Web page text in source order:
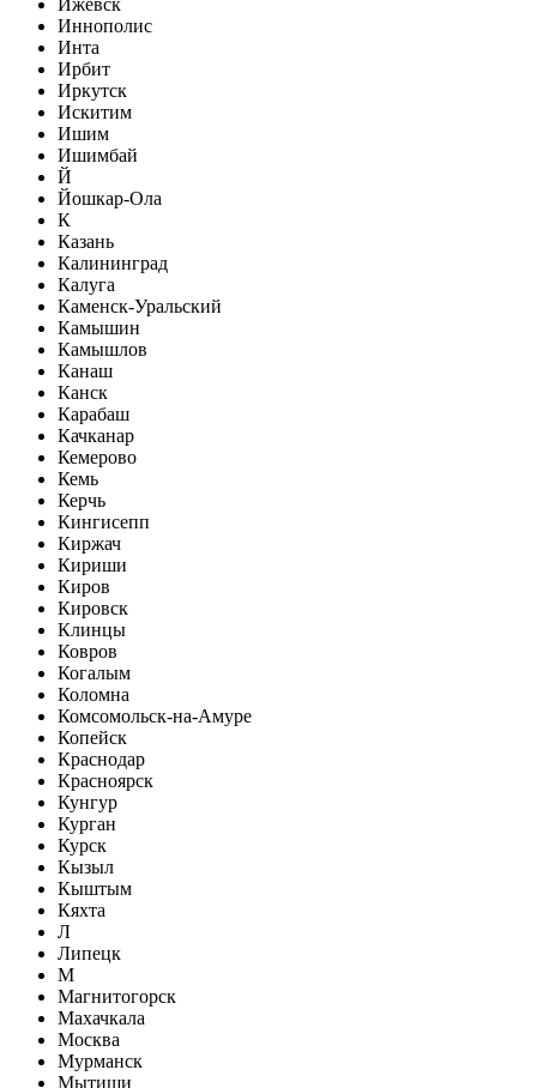
Иннополис
Инта
Ирбит
Иркутск
Искитим
Ишим
Ишимбай
Й
Йошкар-Ола
К
Казань
Калининград
Калуга
Каменск-Уральский
Камышин
Камышлов
Канаш
Канск
Карабаш
Качканар
Кемерово
Кемь
Керчь
Кингисепп
Киржач
Кириши
Киров
Кировск
Клинцы
Ковров
Когалым
Коломна
Комсомольск-на-Амуре
Копейск
Краснодар
Красноярск
Кунгур
Курган
Курск
Кызыл
Кыштым
Кяхта
Л
Липецк
М
Магнитогорск
Махачкала
Москва
Мурманск
Мытищи